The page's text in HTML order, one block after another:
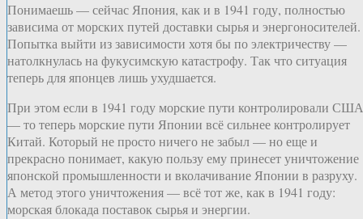
Понимаешь — сейчас Япония, как и в 1941 году, полностью
зависима от морских путей доставки сырья и энергоносителей.
Попытка выйти из зависимости хотя бы по электричеству —
натолкнулась на фукусимскую катастрофу. Так что ситуация
теперь для японцев лишь ухудшается.
При этом если в 1941 году морские пути контролировали США
— то теперь морские пути Японии всё сильнее контролирует
Китай. Который не просто ничего не забыл — но еще и
прекрасно понимает, какую пользу ему принесет уничтожение
японской промышленности и вколачивание Японии в разруху.
А метод этого уничтожения — всё тот же, как в 1941 году:
морская блокада поставок сырья и энергии.